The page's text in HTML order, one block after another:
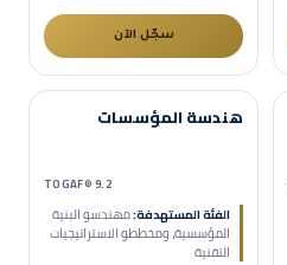
سجّل الآن
مدعومة هدف
حضوري عن بُعد
هندسة المؤسسات
TOGAF® 9.2
الفئة المستهدفة:مهندسو البنية
المؤسسية، ومخططو الاستراتيجيات
التقنية